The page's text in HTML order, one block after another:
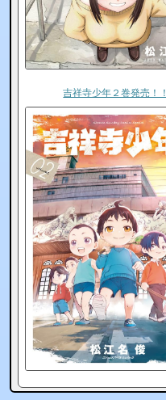
吉祥寺少年２巻発売！！